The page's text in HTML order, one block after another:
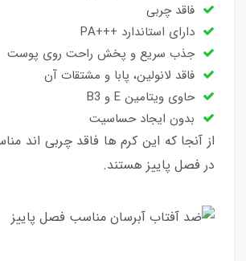
فاقد چربی
دارای استاندارد +++PA
جذب سریع و پخش راحت روی پوست
فاقد لانولین، پابا و مشتقات آن
حاوی ویتامین E و B3
بدون ایجاد حساسیت
از آنجا که این کرم ها فاقد چربی اند
در فصل پاییز هستند.